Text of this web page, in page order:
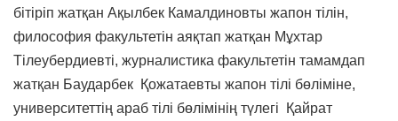
бітіріп жатқан Ақылбек Камалдиновты жапон тілін,
философия факультетін аяқтап жатқан Мұхтар
Тілеубердиевті, журналистика факультетін тамамдап
жатқан Баударбек Қожатаевты жапон тілі бөліміне,
университеттің араб тілі бөлімінің түлегі Қайрат